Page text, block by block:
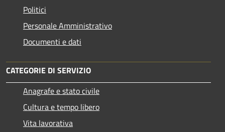
Politici
Personale Amministrativo
Documenti e dati
CATEGORIE DI SERVIZIO
Anagrafe e stato civile
Cultura e tempo libero
Vita lavorativa